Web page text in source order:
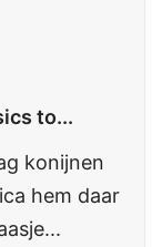
to...
konijnen
hem daar